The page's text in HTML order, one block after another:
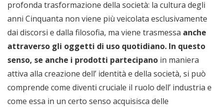
profonda trasformazione della società: la cultura degli
anni Cinquanta non viene più veicolata esclusivamente
dai discorsi e dalla filosofia, ma viene trasmessa anche
attraverso gli oggetti di uso quotidiano. In questo
senso, se anche i prodotti partecipano in maniera
attiva alla creazione dell’ identità e della società, si può
comprende come diventi cruciale il ruolo dell’ industria e
come essa in un certo senso acquisisca delle